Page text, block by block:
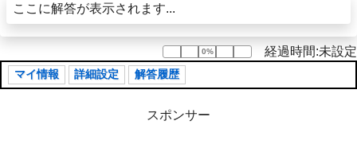
ここに解答が表示されます...
0%
0% 経過時間:未設定
マイ情報 詳細設定 解答履歴
スポンサー